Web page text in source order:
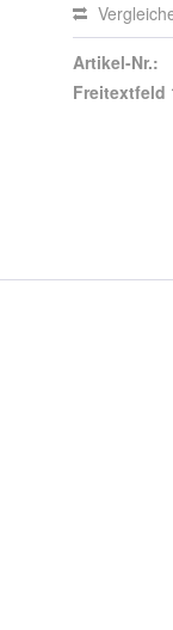
Artikel-Nr.:
Freitextfeld